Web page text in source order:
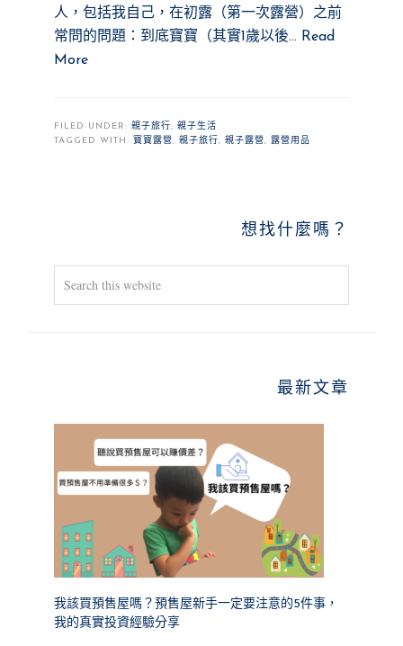
人，包括我自己，在初露（第一次露營）之前
常問的問題：到底寶寶（其實1歲以後… Read
More
FILED UNDER: 親子旅行, 親子生活
TAGGED WITH: 寶寶露營, 親子旅行, 親子露營, 露營用品
想找什麼嗎？
this
最新文章
我該買預售屋嗎？預售屋新手一定要注意的5件事，
我的真實投資經驗分享